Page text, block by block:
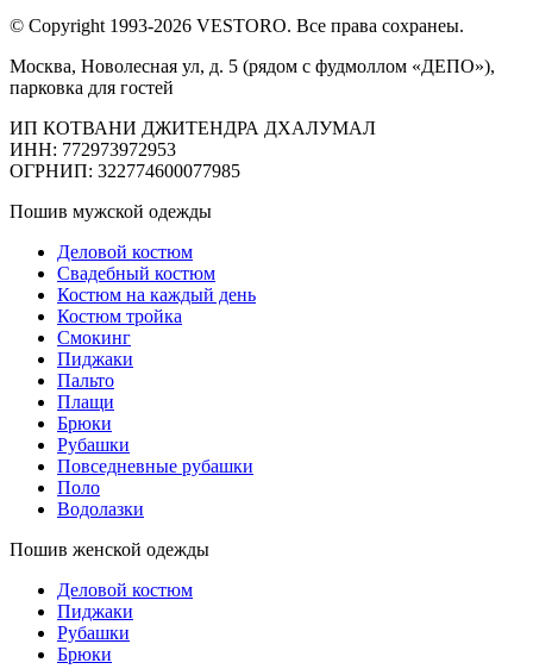
© Copyright 1993-2026 VESTORO. Все права сохранеы.
Москва, Новолесная ул, д. 5 (рядом с фудмоллом «ДЕПО»),
парковка для гостей
ИП КОТВАНИ ДЖИТЕНДРА ДХАЛУМАЛ
ИНН: 772973972953
ОГРНИП: 322774600077985
Пошив мужской одежды
Деловой костюм
Свадебный костюм
Костюм на каждый день
Костюм тройка
Смокинг
Пиджаки
Пальто
Плащи
Брюки
Рубашки
Повседневные рубашки
Поло
Водолазки
Пошив женской одежды
Деловой костюм
Пиджаки
Рубашки
Брюки